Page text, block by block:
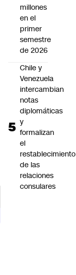
millones
en el
primer
semestre
de 2026
Chile y
Venezuela
intercambian
notas
diplomáticas
y
formalizan
el
restablecimiento
de las
relaciones
consulares